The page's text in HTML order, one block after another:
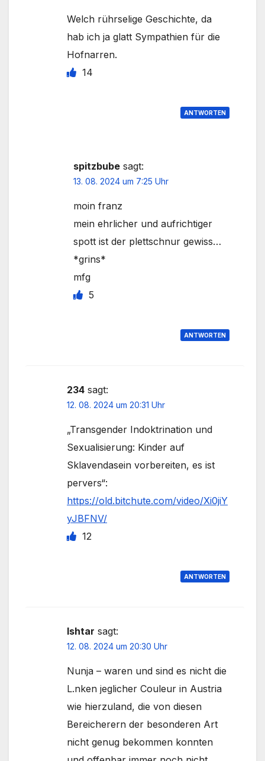
Welch rührselige Geschichte, da
hab ich ja glatt Sympathien für die
Hofnarren.
14
ANTWORTEN
spitzbube sagt:
13. 08. 2024 um 7:25 Uhr
moin franz
mein ehrlicher und aufrichtiger
spott ist der plettschnur gewiss…
*grins*
mfg
5
ANTWORTEN
234 sagt:
12. 08. 2024 um 20:31 Uhr
„Transgender Indoktrination und
Sexualisierung: Kinder auf
Sklavendasein vorbereiten, es ist
pervers“:
https://old.bitchute.com/video/Xi0jiY
yJBFNV/
12
ANTWORTEN
Ishtar sagt:
12. 08. 2024 um 20:30 Uhr
Nunja – waren und sind es nicht die
L.nken jeglicher Couleur in Austria
wie hierzuland, die von diesen
Bereicherern der besonderen Art
nicht genug bekommen konnten